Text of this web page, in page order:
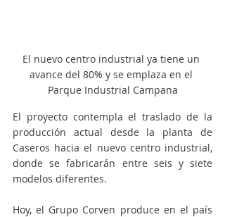
El nuevo centro industrial ya tiene un
avance del 80% y se emplaza en el
Parque Industrial Campana
El proyecto contempla el traslado de la
producción actual desde la planta de
Caseros hacia el nuevo centro industrial,
donde se fabricarán entre seis y siete
modelos diferentes.
Hoy, el Grupo Corven produce en el país